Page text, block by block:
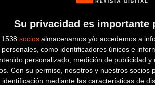
Su privacidad es importante
socios almacenamos y/o accedemos a
como identificadores únicos e
personalizado, medición de publicidad
Con su permiso, nosotros y nuestros socios
mediante las características de
de aire de manera que la resistencia
gasto energético.
ATTEN
ATTEN CHB-01, un manillar integrado